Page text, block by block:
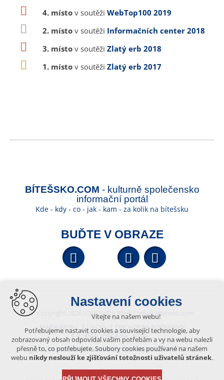
4. místo v soutěži WebTop100 2019
2. místo v soutěži Informačních center 2018
3. místo v soutěži Zlatý erb 2018
1. místo v soutěži Zlatý erb 2017
BÍTEŠSKO.COM - kulturně společensko
informační portál
Kde - kdy - co - jak - kam - za kolik na bítešsku
BUĎTE V OBRAZE
Facebook YouTube
© Copyright 2026 ICKK Velká Bíteš |
info@bitessko.com
MAPA WEBU
ÚVOD
OBCHODNÍ PODMÍNKY
PORTÁL OBČANA
GIS
VYTVOŘENO V XART.CZ
Nastavení cookies
Vítejte na našem webu!
Potřebujeme nastavit cookies a související technologie, aby
zobrazovaný obsah odpovídal vašim potřebám a vy na webu nalezli
přesně to, co potřebujete. Soubory cookies používané na našem
webu nikdy neslouží ke zjišťování totožnosti uživatelů stránek.